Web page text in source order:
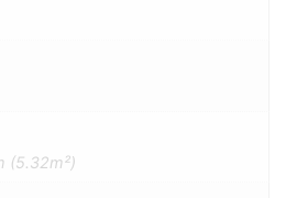
(5.32m²)